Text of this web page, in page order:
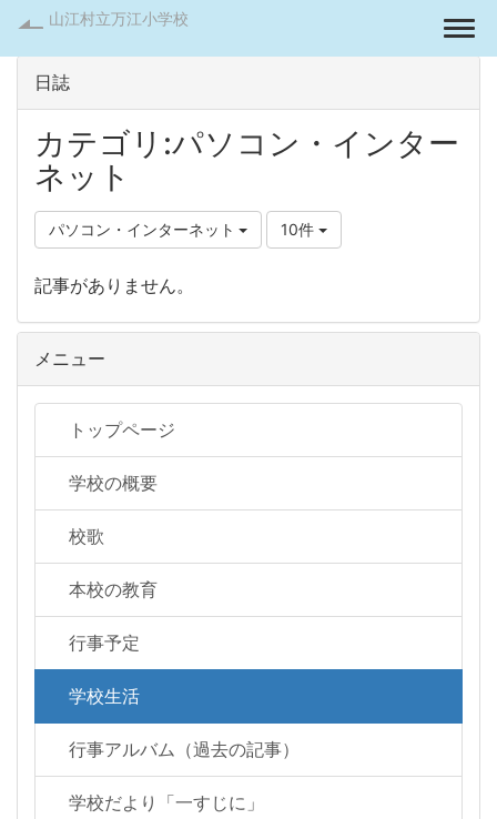
山江村立万江小学校
日誌
カテゴリ:パソコン・インター
ネット
パソコン・インターネット 10件
記事がありません。
メニュー
トップページ
学校の概要
校歌
本校の教育
行事予定
学校生活
行事アルバム（過去の記事）
学校だより「一すじに」